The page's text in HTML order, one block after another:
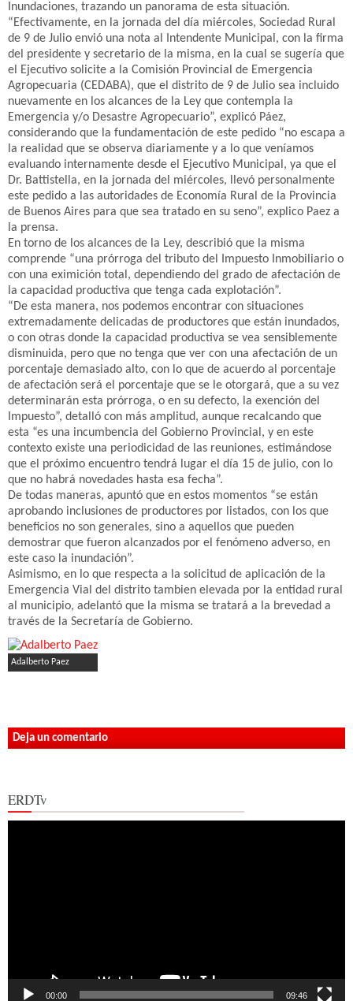
Inundaciones, trazando un panorama de esta situación.
“Efectivamente, en la jornada del día miércoles, Sociedad Rural
de 9 de Julio envió una nota al Intendente Municipal, con la firma
del presidente y secretario de la misma, en la cual se sugería que
el Ejecutivo solicite a la Comisión Provincial de Emergencia
Agropecuaria (CEDABA), que el distrito de 9 de Julio sea incluido
nuevamente en los alcances de la Ley que contempla la
Emergencia y/o Desastre Agropecuario”, explicó Páez,
considerando que la fundamentación de este pedido “no escapa a
la realidad que se observa diariamente y a lo que veníamos
evaluando internamente desde el Ejecutivo Municipal, ya que el
Dr. Battistella, en la jornada del miércoles, llevó personalmente
este pedido a las autoridades de Economía Rural de la Provincia
de Buenos Aires para que sea tratado en su seno”, explico Paez a
la prensa.
En torno de los alcances de la Ley, describió que la misma
comprende “una prórroga del tributo del Impuesto Inmobiliario o
con una eximición total, dependiendo del grado de afectación de
la capacidad productiva que tenga cada explotación”.
“De esta manera, nos podemos encontrar con situaciones
extremadamente delicadas de productores que están inundados,
o con otras donde la capacidad productiva se vea sensiblemente
disminuida, pero que no tenga que ver con una afectación de un
porcentaje demasiado alto, con lo que de acuerdo al porcentaje
de afectación será el porcentaje que se le otorgará, que a su vez
determinarán esta prórroga, o en su defecto, la exención del
Impuesto”, detalló con más amplitud, aunque recalcando que
esta “es una incumbencia del Gobierno Provincial, y en este
contexto existe una periodicidad de las reuniones, estimándose
que el próximo encuentro tendrá lugar el día 15 de julio, con lo
que no habrá novedades hasta esa fecha”.
De todas maneras, apuntó que en estos momentos “se están
aprobando inclusiones de productores por listados, con los que
beneficios no son generales, sino a aquellos que pueden
demostrar que fueron alcanzados por el fenómeno adverso, en
este caso la inundación”.
Asimismo, en lo que respecta a la solicitud de aplicación de la
Emergencia Vial del distrito tambien elevada por la entidad rural
al municipio, adelantó que la misma se tratará a la brevedad a
través de la Secretaría de Gobierno.
Adalberto Paez
Deja un comentario
ERDTv
00:00 09:46